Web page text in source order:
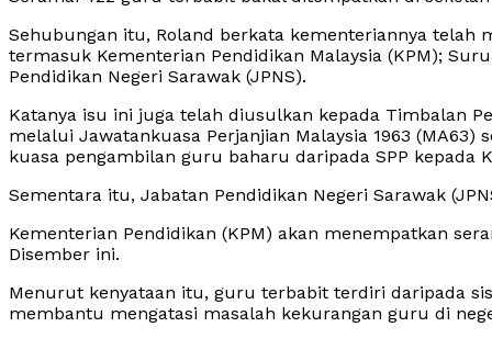
Sehubungan itu, Roland berkata kementeriannya
termasuk Kementerian Pendidikan Malaysia (KPM);
Pendidikan Negeri Sarawak (JPNS).
Katanya isu ini juga telah diusulkan kepada Timbalan
melalui Jawatankuasa Perjanjian Malaysia 1963
kuasa pengambilan guru baharu daripada SPP kepada
Sementara itu, Jabatan Pendidikan Negeri Sarawak
Kementerian Pendidikan (KPM) akan menempatkan
Disember ini.
Menurut kenyataan itu, guru terbabit terdiri daripada
membantu mengatasi masalah kekurangan guru di